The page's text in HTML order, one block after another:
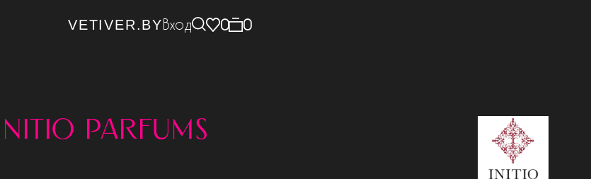
VETIVER.BYВход 0 0
parfums